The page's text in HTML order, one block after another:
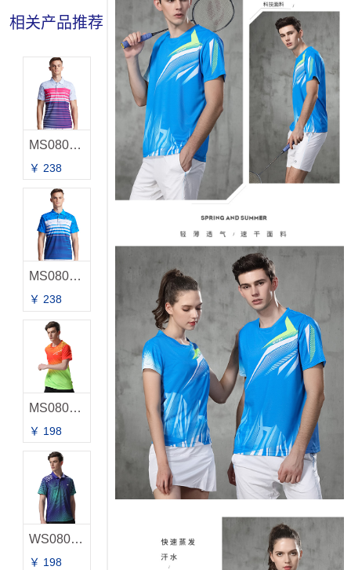
相关产品推荐
MS0809A-2 男款
￥ 238
MS0809A-1 男款
￥ 238
MS0806A-2 男款T恤
￥ 198
WS0807A 男款T恤
￥ 198